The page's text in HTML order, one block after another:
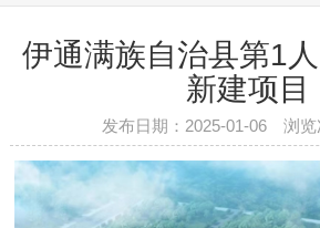
伊通满族自治县第1
新建项目
发布日期：2025-01-06 浏览